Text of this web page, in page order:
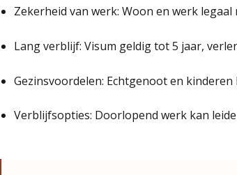
Zekerheid van werk: Woon en werk
Lang verblijf: Visum geldig tot 5 jaar,
Gezinsvoordelen: Echtgenoot en
Verblijfsopties: Doorlopend werk kan